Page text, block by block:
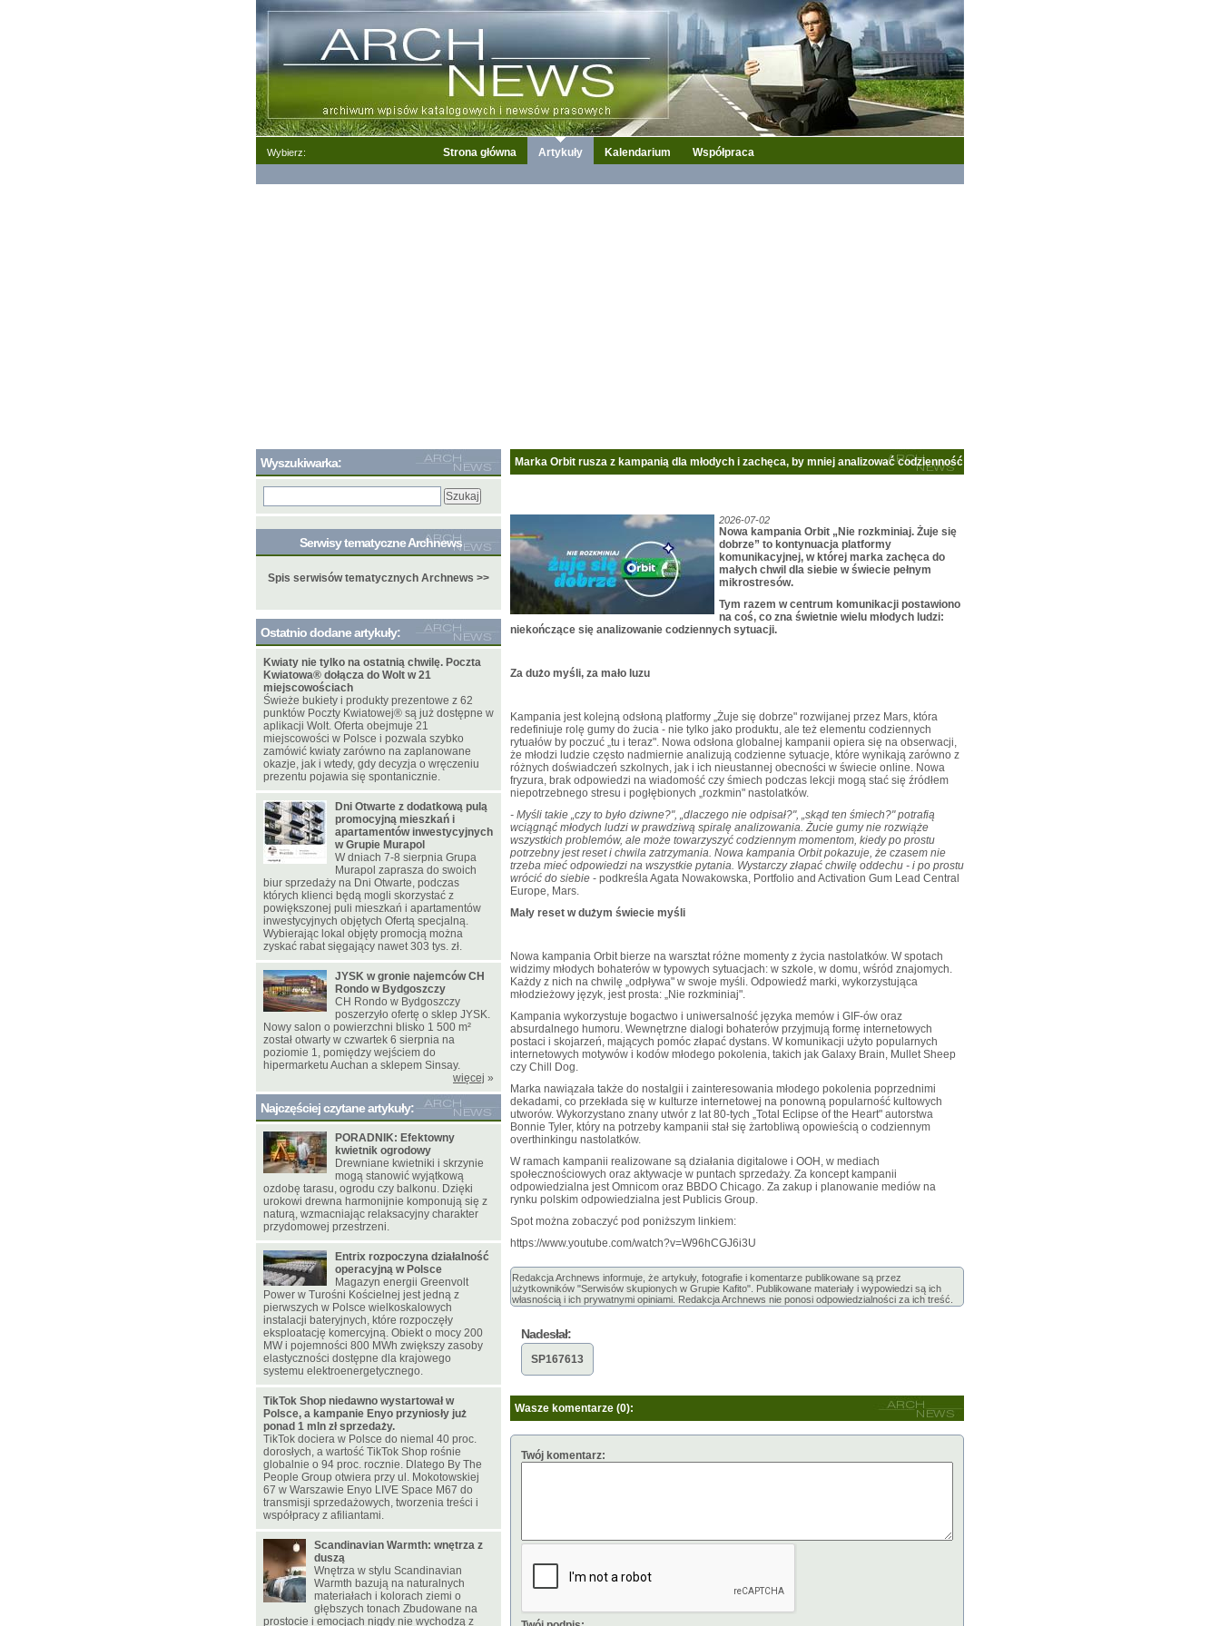
Wybierz: Strona główna Artykuły Kalendarium Współpraca
Marka Orbit rusza z kampanią dla młodych i zachęca, by mniej analizować codzienność
2026-07-02
Nowa kampania Orbit „Nie rozkminiaj. Żuje się
dobrze” to kontynuacja platformy
komunikacyjnej, w której marka zachęca do
małych chwil dla siebie w świecie pełnym
mikrostresów.
Tym razem w centrum komunikacji postawiono
na coś, co zna świetnie wielu młodych ludzi:
niekończące się analizowanie codziennych sytuacji.
Za dużo myśli, za mało luzu
Kampania jest kolejną odsłoną platformy „Żuje się dobrze" rozwijanej przez Mars, która
redefiniuje rolę gumy do żucia - nie tylko jako produktu, ale też elementu codziennych
rytuałów by poczuć „tu i teraz". Nowa odsłona globalnej kampanii opiera się na obserwacji,
że młodzi ludzie często nadmiernie analizują codzienne sytuacje, które wynikają zarówno z
różnych doświadczeń szkolnych, jak i ich nieustannej obecności w świecie online. Nowa
fryzura, brak odpowiedzi na wiadomość czy śmiech podczas lekcji mogą stać się źródłem
niepotrzebnego stresu i pogłębionych „rozkmin" nastolatków.
- Myśli takie „czy to było dziwne?", „dlaczego nie odpisał?", „skąd ten śmiech?" potrafią
wciągnąć młodych ludzi w prawdziwą spiralę analizowania. Żucie gumy nie rozwiąże
wszystkich problemów, ale może towarzyszyć codziennym momentom, kiedy po prostu
potrzebny jest reset i chwila zatrzymania. Nowa kampania Orbit pokazuje, że czasem nie
trzeba mieć odpowiedzi na wszystkie pytania. Wystarczy złapać chwilę oddechu - i po prostu
wrócić do siebie - podkreśla Agata Nowakowska, Portfolio and Activation Gum Lead Central
Europe, Mars.
Mały reset w dużym świecie myśli
Nowa kampania Orbit bierze na warsztat różne momenty z życia nastolatków. W spotach
widzimy młodych bohaterów w typowych sytuacjach: w szkole, w domu, wśród znajomych.
Każdy z nich na chwilę „odpływa" w swoje myśli. Odpowiedź marki, wykorzystująca
młodzieżowy język, jest prosta: „Nie rozkminiaj".
Kampania wykorzystuje bogactwo i uniwersalność języka memów i GIF-ów oraz
absurdalnego humoru. Wewnętrzne dialogi bohaterów przyjmują formę internetowych
postaci i skojarzeń, mających pomóc złapać dystans. W komunikacji użyto popularnych
internetowych motywów i kodów młodego pokolenia, takich jak Galaxy Brain, Mullet Sheep
czy Chill Dog.
Marka nawiązała także do nostalgii i zainteresowania młodego pokolenia poprzednimi
dekadami, co przekłada się w kulturze internetowej na ponowną popularność kultowych
utworów. Wykorzystano znany utwór z lat 80-tych „Total Eclipse of the Heart" autorstwa
Bonnie Tyler, który na potrzeby kampanii stał się żartobliwą opowieścią o codziennym
overthinkingu nastolatków.
W ramach kampanii realizowane są działania digitalowe i OOH, w mediach
społecznościowych oraz aktywacje w puntach sprzedaży. Za koncept kampanii
odpowiedzialna jest Omnicom oraz BBDO Chicago. Za zakup i planowanie mediów na
rynku polskim odpowiedzialna jest Publicis Group.
Spot można zobaczyć pod poniższym linkiem:
https://www.youtube.com/watch?v=W96hCGJ6i3U
Redakcja Archnews informuje, że artykuły, fotografie i komentarze publikowane są przez
użytkowników "Serwisów skupionych w Grupie Kafito". Publikowane materiały i wypowiedzi są ich
własnością i ich prywatnymi opiniami. Redakcja Archnews nie ponosi odpowiedzialności za ich treść.
Nadesłał:
SP167613
Wasze komentarze (0):
Twój komentarz:
Wyszukiwarka:
Serwisy tematyczne Archnews
Spis serwisów tematycznych Archnews >>
Ostatnio dodane artykuły:
Kwiaty nie tylko na ostatnią chwilę. Poczta
Kwiatowa® dołącza do Wolt w 21
miejscowościach
Świeże bukiety i produkty prezentowe z 62
punktów Poczty Kwiatowej® są już dostępne w
aplikacji Wolt. Oferta obejmuje 21
miejscowości w Polsce i pozwala szybko
zamówić kwiaty zarówno na zaplanowane
okazje, jak i wtedy, gdy decyzja o wręczeniu
prezentu pojawia się spontanicznie.
Dni Otwarte z dodatkową pulą
promocyjną mieszkań i
apartamentów inwestycyjnych
w Grupie Murapol
W dniach 7-8 sierpnia Grupa
Murapol zaprasza do swoich
biur sprzedaży na Dni Otwarte, podczas
których klienci będą mogli skorzystać z
powiększonej puli mieszkań i apartamentów
inwestycyjnych objętych Ofertą specjalną.
Wybierając lokal objęty promocją można
zyskać rabat sięgający nawet 303 tys. zł.
JYSK w gronie najemców CH
Rondo w Bydgoszczy
CH Rondo w Bydgoszczy
poszerzyło ofertę o sklep JYSK.
Nowy salon o powierzchni blisko 1 500 m²
został otwarty w czwartek 6 sierpnia na
poziomie 1, pomiędzy wejściem do
hipermarketu Auchan a sklepem Sinsay.
więcej »
Najczęściej czytane artykuły:
PORADNIK: Efektowny
kwietnik ogrodowy
Drewniane kwietniki i skrzynie
mogą stanowić wyjątkową
ozdobę tarasu, ogrodu czy balkonu. Dzięki
urokowi drewna harmonijnie komponują się z
naturą, wzmacniając relaksacyjny charakter
przydomowej przestrzeni.
Entrix rozpoczyna działalność
operacyjną w Polsce
Magazyn energii Greenvolt
Power w Turośni Kościelnej jest jedną z
pierwszych w Polsce wielkoskalowych
instalacji bateryjnych, które rozpoczęły
eksploatację komercyjną. Obiekt o mocy 200
MW i pojemności 800 MWh zwiększy zasoby
elastyczności dostępne dla krajowego
systemu elektroenergetycznego.
TikTok Shop niedawno wystartował w
Polsce, a kampanie Enyo przyniosły już
ponad 1 mln zł sprzedaży.
TikTok dociera w Polsce do niemal 40 proc.
dorosłych, a wartość TikTok Shop rośnie
globalnie o 94 proc. rocznie. Dlatego By The
People Group otwiera przy ul. Mokotowskiej
67 w Warszawie Enyo LIVE Space M67 do
transmisji sprzedażowych, tworzenia treści i
współpracy z afiliantami.
Scandinavian Warmth: wnętrza z
duszą
Wnętrza w stylu Scandinavian
Warmth bazują na naturalnych
materiałach i kolorach ziemi o
głębszych tonach Zbudowane na
prostocie i emocjach nigdy nie wychodzą z